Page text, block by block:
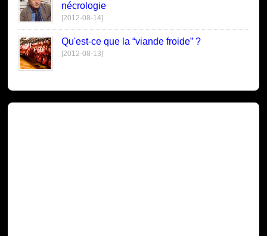
nécrologie
[2012-08-14]
Qu'est-ce que la “viande froide” ?
[2012-08-13]